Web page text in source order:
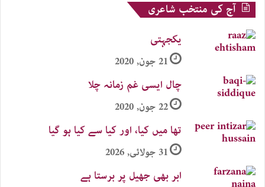
آج کی منتخب شاعری
یکجہتی
21 جون, 2020
چال ایسی غم زمانہ چلا
22 جون, 2020
تھا میں کیا، اور کیا سے کیا ہو گیا
31 جولائی, 2026
ابر بھی جھیل پر برستا ہے